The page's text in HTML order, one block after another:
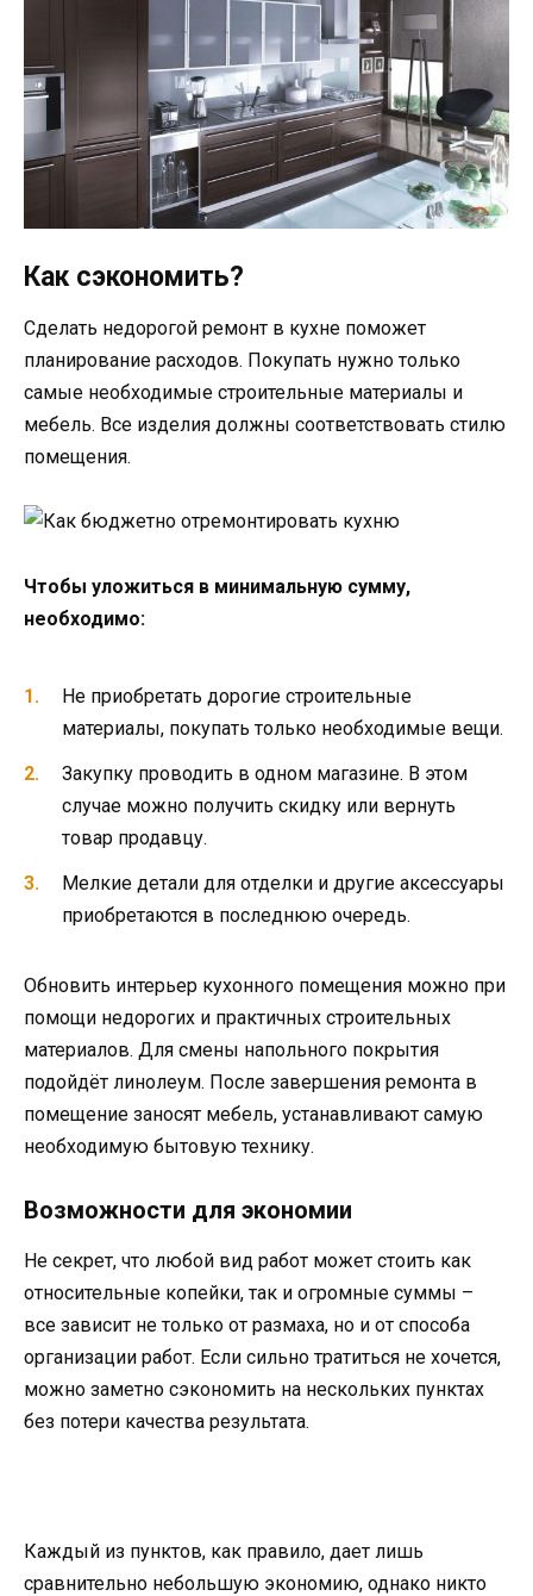
Как сэкономить?
Сделать недорогой ремонт в кухне поможет
планирование расходов. Покупать нужно только
самые необходимые строительные материалы и
мебель. Все изделия должны соответствовать стилю
помещения.
Чтобы уложиться в минимальную сумму,
необходимо:
Не приобретать дорогие строительные
материалы, покупать только необходимые вещи.
Закупку проводить в одном магазине. В этом
случае можно получить скидку или вернуть
товар продавцу.
Мелкие детали для отделки и другие аксессуары
приобретаются в последнюю очередь.
Обновить интерьер кухонного помещения можно при
помощи недорогих и практичных строительных
материалов. Для смены напольного покрытия
подойдёт линолеум. После завершения ремонта в
помещение заносят мебель, устанавливают самую
необходимую бытовую технику.
Возможности для экономии
Не секрет, что любой вид работ может стоить как
относительные копейки, так и огромные суммы –
все зависит не только от размаха, но и от способа
организации работ. Если сильно тратиться не хочется,
можно заметно сэкономить на нескольких пунктах
без потери качества результата.
Каждый из пунктов, как правило, дает лишь
сравнительно небольшую экономию, однако никто